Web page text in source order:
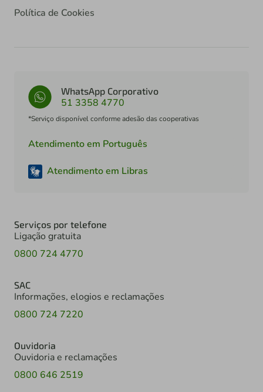
Política de Cookies
WhatsApp Corporativo
51 3358 4770
*Serviço disponível conforme adesão das cooperativas
Atendimento em Português
Atendimento em Libras
Serviços por telefone
Ligação gratuita
0800 724 4770
SAC
Informações, elogios e reclamações
0800 724 7220
Ouvidoria
Ouvidoria e reclamações
0800 646 2519